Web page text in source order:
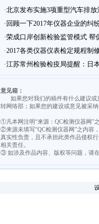
·北京发布实施3项重型汽车排
·回顾一下2017年仪器企业的纠
·荣成口岸创新检验监管模式 帮
·2017各类仪器仪表检定规程制
·江苏常州检验检疫局提醒：日
意见箱：
如果您对我们的稿件有什么建议或
转网络部；如果您的建设或意见被采
①凡本网注明“来源：QC检测仪器网”
②来源未填写“QC检测仪器网”之内容
真实性负责，且不承担此类作品侵权
相关责任。
③ 如涉及作品内容、版权等问题，请